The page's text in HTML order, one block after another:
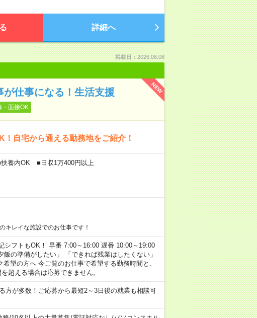
詳細へ
掲載日：2026.08.08
NEW
仕事になる！生活支援
・面接OK
自宅から通える勤務地をご紹介！
養内OK ■日収1万400円以上
レイな施設でのお仕事です！
フトもOK！ 早番 7:00～16:00 遅番 10:00～19:00
の準備がしたい」 「できれば残業はしたくない」
望の方へ 今ご覧のお仕事で希望する勤務時間と、
超える場合は応募できません。
方が多数！ご応募から最短2～3日後の就業も相談可